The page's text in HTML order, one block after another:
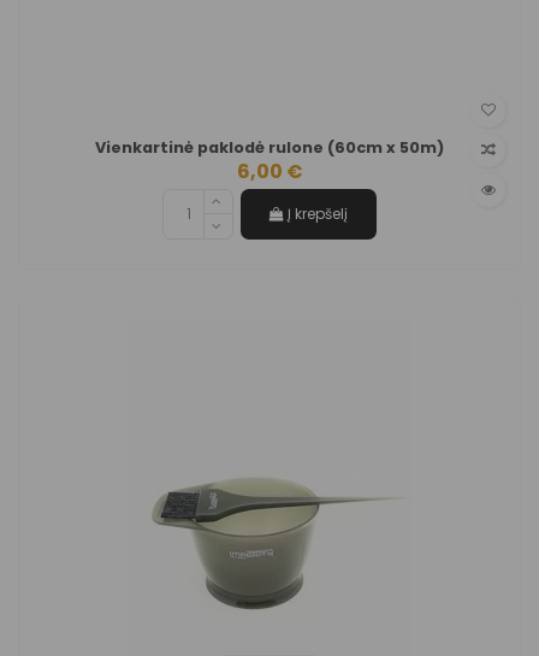
Vienkartinė paklodė rulone (60cm x 50m)
6,00 €
Į krepšelį